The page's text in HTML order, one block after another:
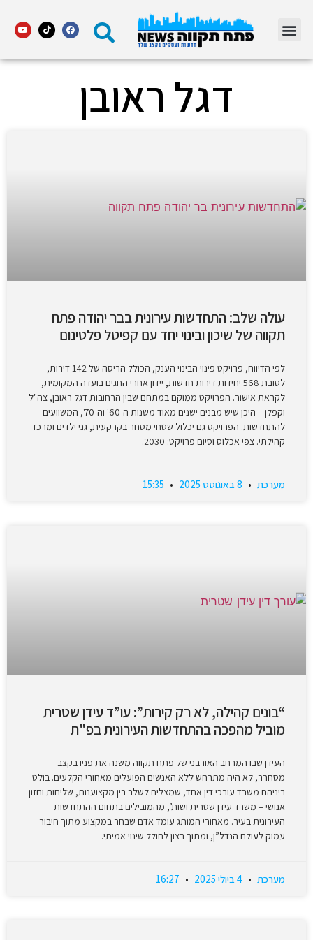
דגל ראובן
עולה שלב: התחדשות עירונית בבר יהודה פתח
תקווה של שיכון ובינוי יחד עם קפיטל פלטינום
לפי הדיווח, פרויקט פינוי הבינוי הענק, הכולל הריסה של 142 דירות,
לטובת 568 יחידות דירות חדשות, יידון אחרי החגים בועדה המקומית,
לקראת אישור. הפרויקט ממוקם במתחם שבין הרחובות דגל ראובן, צה"ל
וקפלן – היכן שיש מבנים ישנים מאוד משנות ה-60' וה-70', המשוועים
להתחדשות. הפרויקט גם יכלול שטחי מסחר בקרקעית, גני ילדים ומרכז
קהילתי. צפי אכלוס וסיום פרויקט: 2030.
מערכת
“בונים קהילה, לא רק קירות”: עו”ד עידן שטרית
מוביל מהפכה בהתחדשות העירונית בפ"ת
העידן שבו המרחב האורבני של פתח תקווה משנה את פניו בקצב
מסחרר, לא היה מתרחש ללא האנשים הפועלים מאחורי הקלעים. בולט
ביניהם משרד עורכי דין אחד, שמצליח לשלב בין מקצוענות, שליחות וחזון
אנושי – משרד עידן שטרית ושות’, מהמובילים בתחום ההתחדשות
העירונית בעיר. מאחורי המותג עומד אדם שבחר במקצוע מתוך חיבור
עמוק לעולם הנדל”ן, ומתוך רצון לחולל שינוי אמיתי.
מערכת